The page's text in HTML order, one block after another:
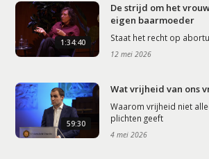
1:34:40
De strijd om het
eigen baarmoeder
Staat het recht op
12 mei 2026
59:30
Wat vrijheid van ons
Waarom vrijheid niet
plichten geeft
4 mei 2026